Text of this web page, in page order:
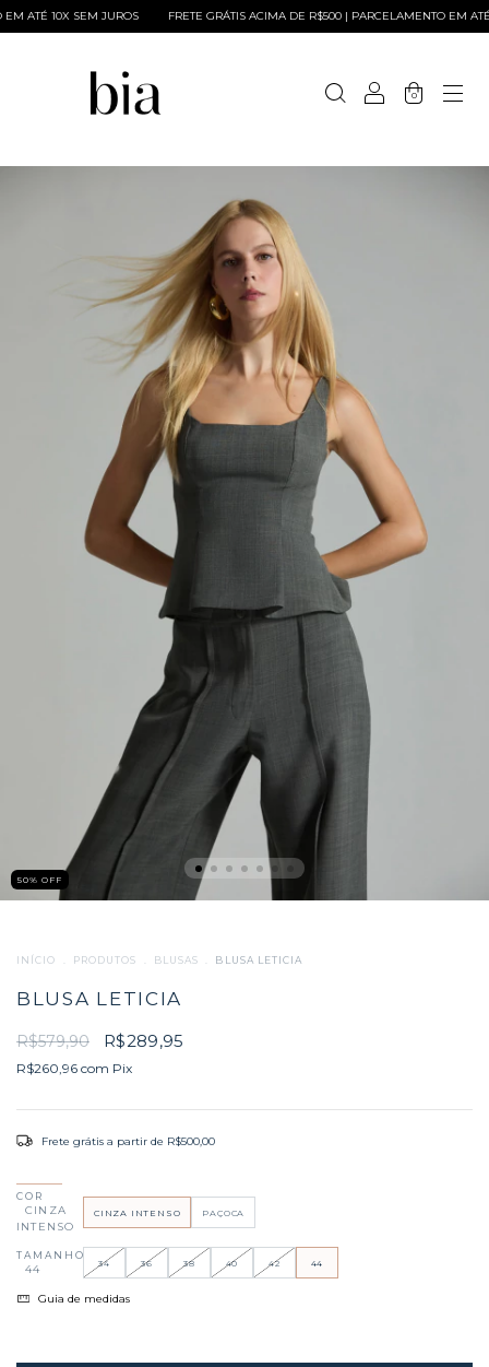
ATÉ 10X SEM JUROS FRETE GRÁTIS ACIMA DE R$500 | PARCELAMENTO EM ATÉ
0
50% OFF
INÍCIO PRODUTOS BLUSAS BLUSA LETICIA
BLUSA LETICIA
R$579,90 R$289,95
R$260,96 com Pix
Frete grátis a partir de R$500,00
COR
CINZA
INTENSO
CINZA INTENSO PAÇOCA
TAMANHO
44 34 36 38 40 42 44
Guia de medidas